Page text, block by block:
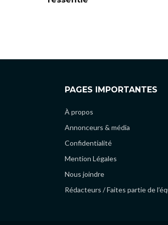
PAGES IMPORTANTES
À propos
Annonceurs & média
Confidentialité
Mention Légales
Nous joindre
Rédacteurs / Faites partie de